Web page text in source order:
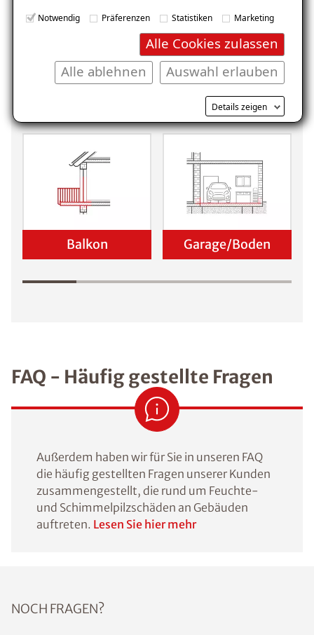
Notwendig Präferenzen Statistiken Marketing
Alle Cookies zulassen
Auswahl erlauben
Alle ablehnen
Details zeigen
Wohnraum
Balkon Garage/Boden
FAQ - Häufig gestellte Fragen
Außerdem haben wir für Sie in unseren FAQ
die häufig gestellten Fragen unserer Kunden
zusammengestellt, die rund um Feuchte-
und Schimmelpilzschäden an Gebäuden
auftreten. Lesen Sie hier mehr
NOCH FRAGEN?